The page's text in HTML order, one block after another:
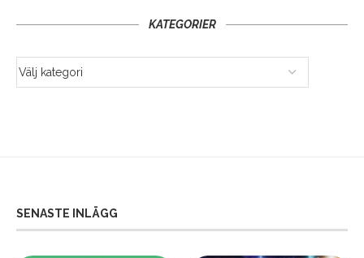
KATEGORIER
SENASTE INLÄGG